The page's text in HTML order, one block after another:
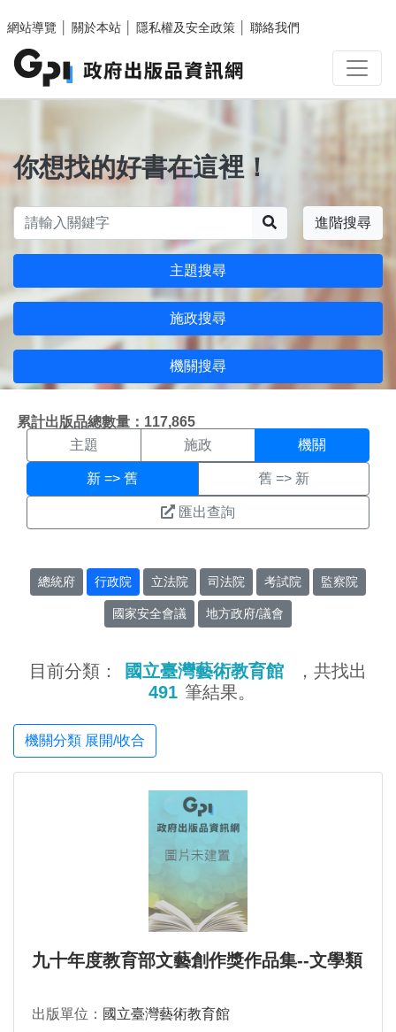
網站導覽
關於本站 隱私權及安全政策 聯絡我們
你想找的好書在這裡！
進階搜尋
主題搜尋
施政搜尋
機關搜尋
累計出版品總數量：117,865
機關搜尋結果頁面
主題 施政 機關
新 => 舊 舊 => 新
匯出查詢
總統府 行政院 立法院 司法院 考試院 監察院
國家安全會議 地方政府/議會
目前分類： 國立臺灣藝術教育館
，共找出
491 筆結果。
機關分類 展開/收合
九十年度教育部文藝創作獎作品集--文學類
出版單位： 國立臺灣藝術教育館